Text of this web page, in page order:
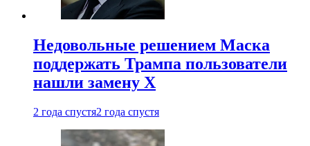
Недовольные решением Маска
поддержать Трампа пользователи
нашли замену X
2 года спустя2 года спустя